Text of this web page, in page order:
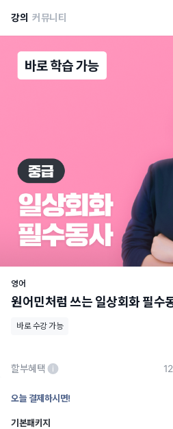
강의 커뮤니티
영어
원어민처럼 쓰는 일상회화 필수
바로 수강 가능
할부혜택
오늘 결제하시면!
기본패키지